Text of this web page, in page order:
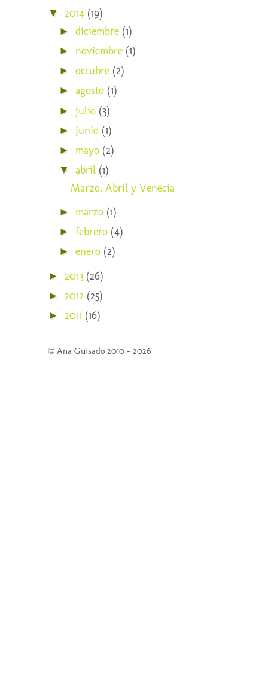
▼ 2014 (19)
► diciembre (1)
► noviembre (1)
► octubre (2)
► agosto (1)
► julio (3)
► junio (1)
► mayo (2)
▼ abril (1)
Marzo, Abril y Venecia
► marzo (1)
► febrero (4)
► enero (2)
► 2013 (26)
► 2012 (25)
► 2011 (16)
© Ana Guisado 2010 - 2026